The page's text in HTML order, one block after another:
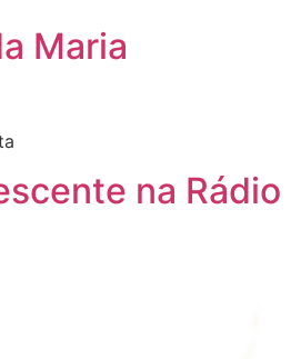
Maria
na Rádio